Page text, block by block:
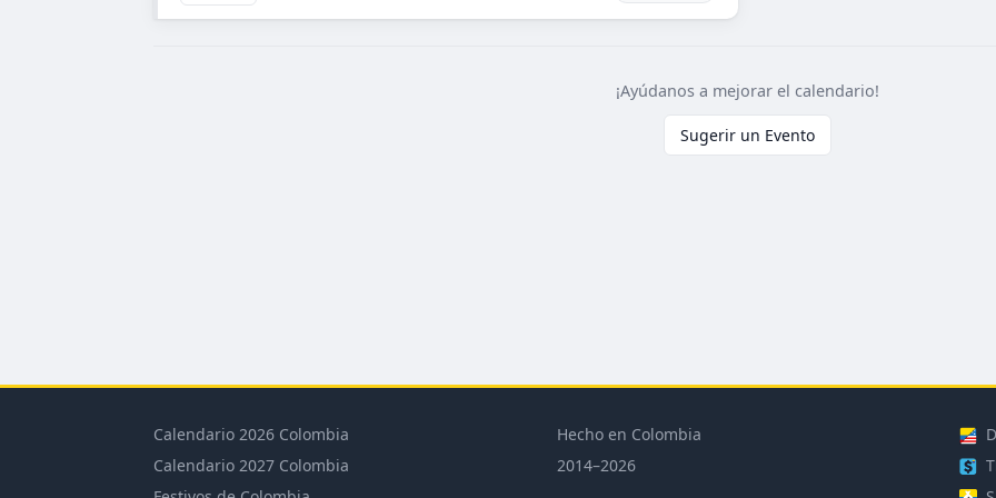
¡Ayúdanos a mejorar el calendario!
Sugerir un Evento
Calendario 2026 Colombia
Calendario 2027 Colombia
Hecho en Colombia
2014–2026